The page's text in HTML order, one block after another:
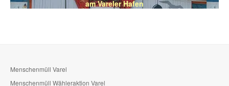
am Vareler Hafen
Menschenmüll Varel
Menschenmüll Wähleraktion Varel